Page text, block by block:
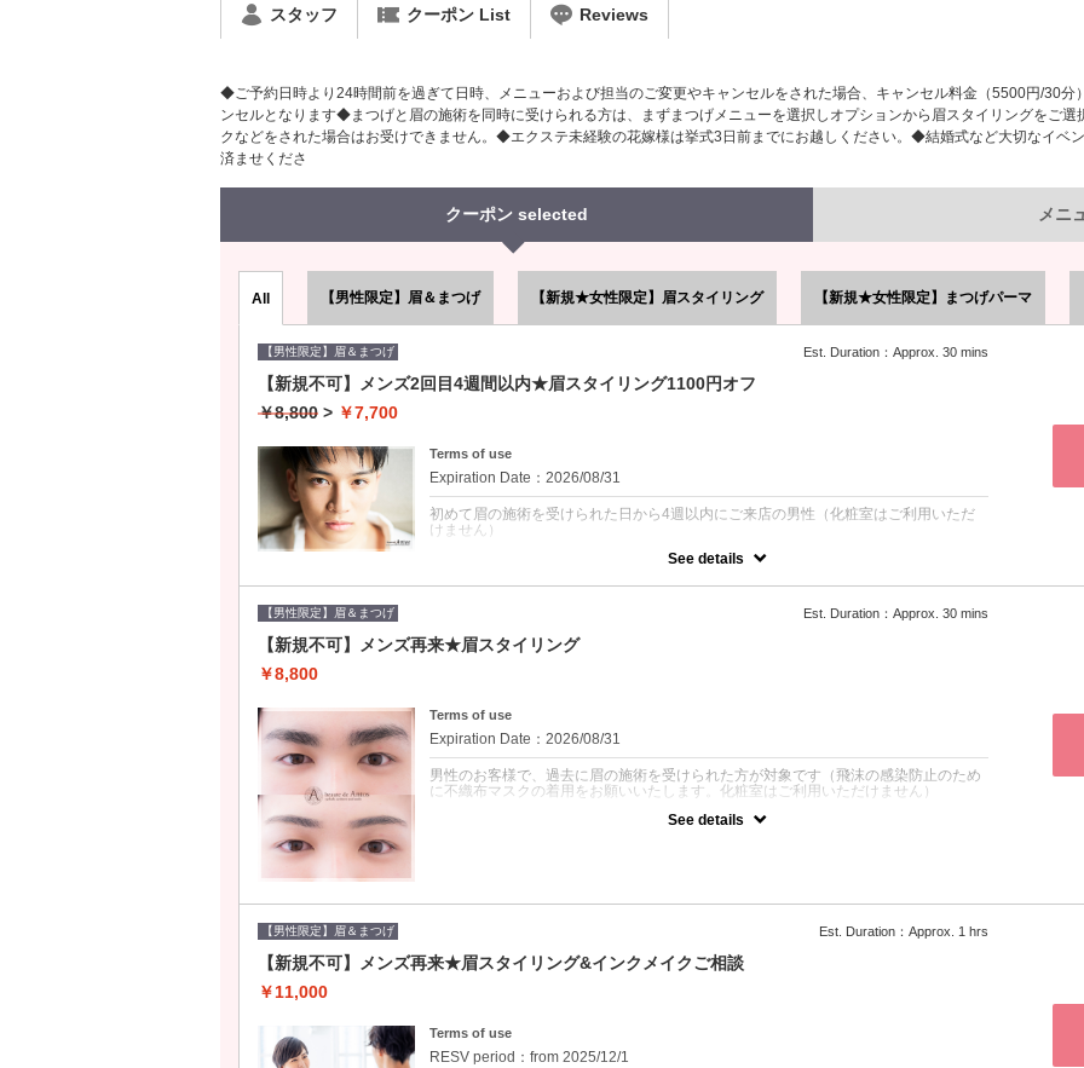
スタッフ クーポン List Reviews
◆ご予約日時より24時間前を過ぎて日時、メニューおよび担当のご変更やキャンセルをされた場合、キャンセル料金（5500円/30
ンセルとなります◆まつげと眉の施術を同時に受けられる方は、まずまつげメニューを選択しオプションから眉スタイリングをご
クなどをされた場合はお受けできません。◆エクステ未経験の花嫁様は挙式3日前までにお越しください。◆結婚式など大切なイベ
済ませくださ
クーポン selected メニ
All 【男性限定】眉＆まつげ 【新規★女性限定】眉スタイリング 【新規★女性限定】まつげパーマ
【男性限定】眉＆まつげ Est. Duration：Approx. 30 mins
【新規不可】メンズ2回目4週間以内★眉スタイリング1100円オフ
￥8,800 > ￥7,700
Terms of use
Expiration Date：2026/08/31
初めて眉の施術を受けられた日から4週以内にご来店の男性（化粧室はご利用いただ
けません）
初来店から4週以内に2回目の施術を受けてくださった男性のお客様は、美眉スタイリ
ングが1100円オフで施術可能です。ティント眉はプラス1100円で追加できますの
で、カウンセリング時にお選びください。眉カラーは3300円（初回2200円）、眉毛
矯正ストレートパーマは3300円（初回2200円）をご希望の方はオプションから追加
してください。
See details
【男性限定】眉＆まつげ Est. Duration：Approx. 30 mins
【新規不可】メンズ再来★眉スタイリング
￥8,800
Terms of use
Expiration Date：2026/08/31
男性のお客様で、過去に眉の施術を受けられた方が対象です（飛沫の感染防止のため
に不織布マスクの着用をお願いいたします。化粧室はご利用いただけません）
濃い方はもちろん、下がり眉や三角眉、薄眉、左右非対称眉など、何でもご相談くだ
See details
【男性限定】眉＆まつげ Est. Duration：Approx. 1 hrs
【新規不可】メンズ再来★眉スタイリング&インクメイクご相談
￥11,000
Terms of use
RESV period：from 2025/12/1